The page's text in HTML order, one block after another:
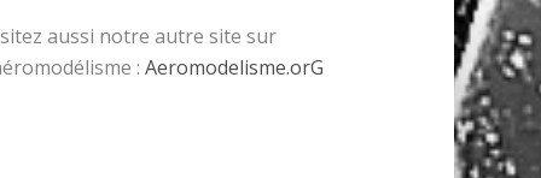
aussi notre autre site sur
: Aeromodelisme.orG